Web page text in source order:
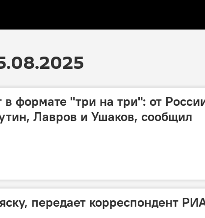
формате "три на три": от
Лавров и Ушаков, сообщил
передает корреспондент